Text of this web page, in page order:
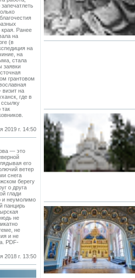
края. Ранее
на
(в
на
на
стала
заявки
грантовом
на
где в
так
2019 г. 14:50
— это
его
ветер
снега
берегу
о друга
глади
и неумолимо
панцирь
не
не
и не
PDF-
2018 г. 13:50